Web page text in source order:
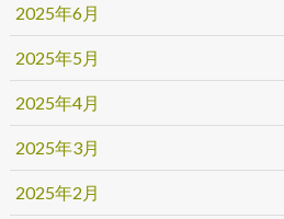
2025年6月
2025年5月
2025年4月
2025年3月
2025年2月